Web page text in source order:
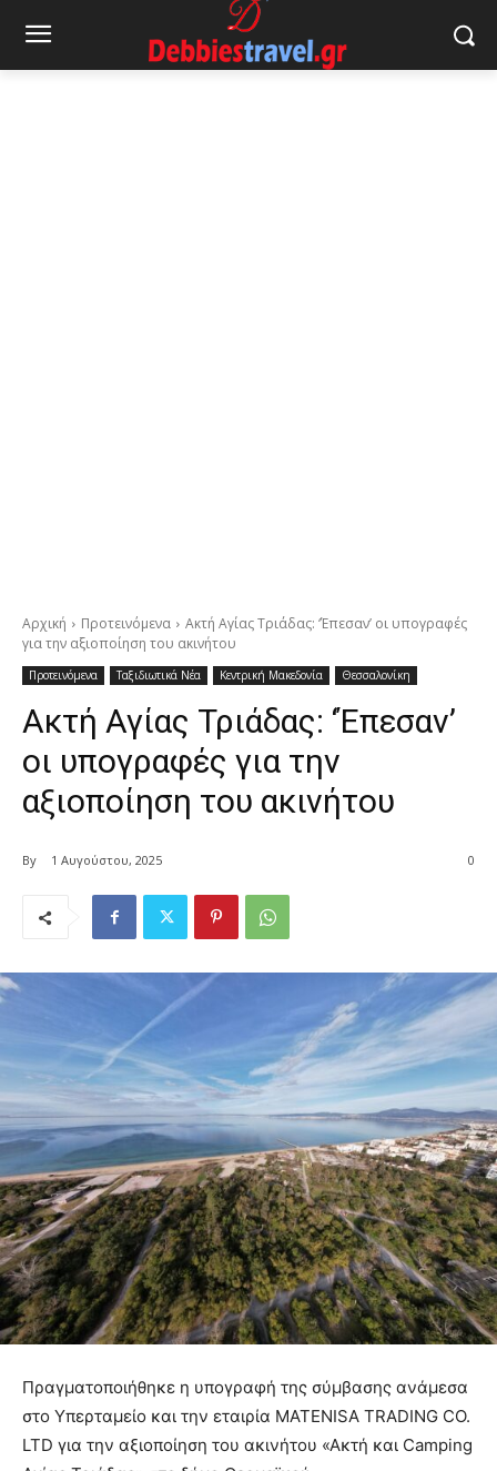
Αρχική Προτεινόμενα
Ακτή Αγίας Τριάδας: ‘Έπεσαν’ οι υπογραφές
για την αξιοποίηση του ακινήτου
Προτεινόμενα Ταξιδιωτικά Νέα Κεντρική Μακεδονία Θεσσαλονίκη
Ακτή Αγίας Τριάδας: ‘Έπεσαν’
οι υπογραφές για την
αξιοποίηση του ακινήτου
By 1 Αυγούστου, 2025 0
Πραγματοποιήθηκε η υπογραφή της σύμβασης ανάμεσα
στο Υπερταμείο και την εταιρία MATENISA TRADING CO.
LTD για την αξιοποίηση του ακινήτου «Ακτή και Camping